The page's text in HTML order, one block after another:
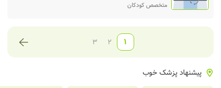
متخصص کودکان
1
2
3
پیشنهاد پزشک خوب